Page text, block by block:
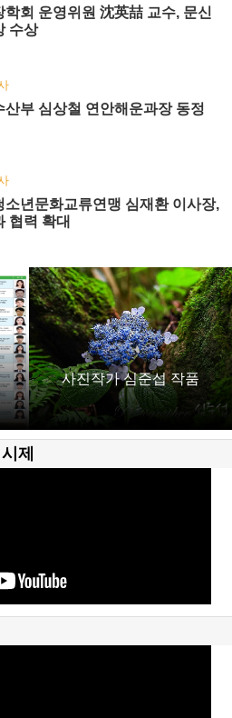
학회 운영위원 沈英喆 교수, 문신
수상
산부 심상철 연안해운과장 동정
소년문화교류연맹 심재환 이사장,
협력 확대
사진작가 심준섭 작품
제